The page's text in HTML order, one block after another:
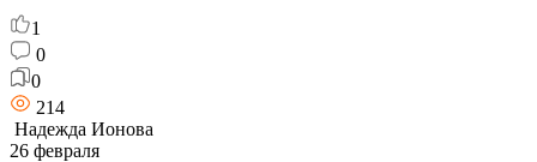
1
0
0
214
Надежда Ионова
26 февраля